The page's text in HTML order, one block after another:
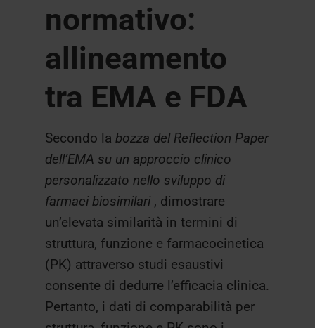
normativo:
allineamento
tra EMA e FDA
Secondo la bozza del Reflection Paper
dell’EMA su un approccio clinico
personalizzato nello sviluppo di
farmaci biosimilari , dimostrare
un’elevata similarità in termini di
struttura, funzione e farmacocinetica
(PK) attraverso studi esaustivi
consente di dedurre l’efficacia clinica.
Pertanto, i dati di comparabilità per